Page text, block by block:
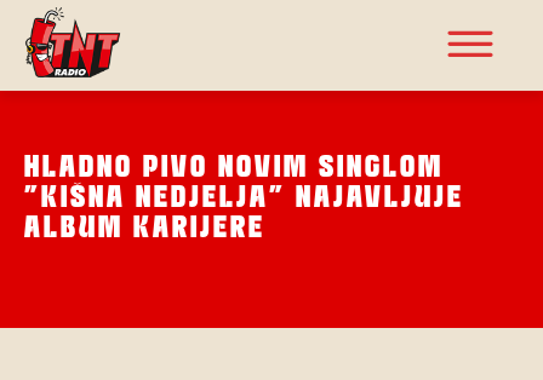
HLADNO PIVO NOVIM SINGLOM
”KIŠNA NEDJELJA” NAJAVLJUJE
ALBUM KARIJERE